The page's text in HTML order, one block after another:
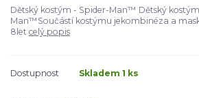
Dětský kostým - Spider-Man™ Dětský
Man™Součástí kostýmu jekombinéza a
8let celý popis
Dostupnost Skladem 1 ks